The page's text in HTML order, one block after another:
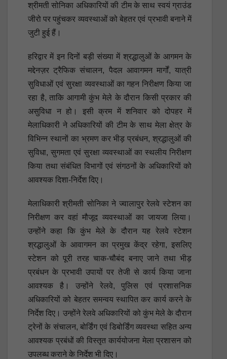
श्रीमती सोनिका अधिकारियों की टीम के साथ स्वयं ग्राउंड
जीरो पर पहुंचकर व्यवस्थाओं को बेहतर एवं प्रभावी बनाने में
जुटी हुई हैं।
हरिद्वार में इन दिनों बड़ी संख्या में श्रद्धालुओं के आगमन के
मद्देनज़र ट्रैफिक संचालन, पैदल आवागमन मार्गों, यात्री
सुविधाओं एवं सुरक्षा व्यवस्थाओं का गहन निरीक्षण किया जा
रहा है, ताकि आगामी कुंभ मेले के दौरान किसी प्रकार की
असुविधा न हो। इसी क्रम में शनिवार को दोपहर में
मेलाधिकारी ने अधिकारियों की टीम के साथ मेला क्षेत्र के
विभिन्न स्थानों का भ्रमण कर भीड़ प्रबंधन, श्रद्धालुओं की
सुविधा, सुगमता एवं सुरक्षा व्यवस्थाओं का स्थलीय निरीक्षण
किया तथा संबंधित विभागों एवं संगठनों के अधिकारियों को
आवश्यक दिशा-निर्देश दिए।
मेलाधिकारी श्रीमती सोनिका ने ज्वालापुर रेलवे स्टेशन का
निरीक्षण कर वहां मौजूद व्यवस्थाओं का जायजा लिया।
उन्होंने कहा कि कुंभ मेले के दौरान यह रेलवे स्टेशन
श्रद्धालुओं के आवागमन का प्रमुख केंद्र रहेगा, इसलिए
स्टेशन को पूरी तरह चाक-चौबंद बनाए जाने तथा भीड़
प्रबंधन के प्रभावी उपायों पर तेजी से कार्य किया जाना
आवश्यक है। उन्होंने रेलवे, पुलिस एवं प्रशासनिक
अधिकारियों को बेहतर समन्वय स्थापित कर कार्य करने के
निर्देश दिए। उन्होंने रेलवे अधिकारियों को कुंभ मेले के दौरान
ट्रेनों के संचालन, बोर्डिंग एवं डिबोर्डिंग व्यवस्था सहित अन्य
आवश्यक प्रबंधों की विस्तृत कार्ययोजना मेला प्रशासन को
उपलब्ध कराने के निर्देश भी दिए।